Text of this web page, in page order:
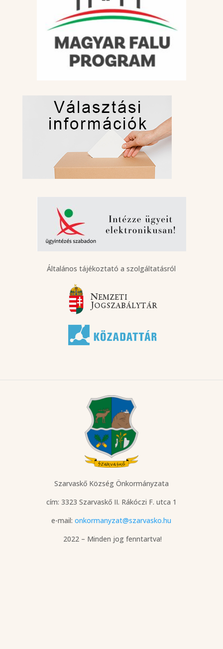
Általános tájékoztató a szolgáltatásról
Szarvaskő Község Önkormányzata
cím: 3323 Szarvaskő II. Rákóczi F. utca 1
e-mail:onkormanyzat@szarvasko.hu
2022 – Minden jog fenntartva!